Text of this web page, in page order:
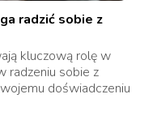
radzić sobie z
kluczową rolę w
radzeniu sobie z
doświadczeniu